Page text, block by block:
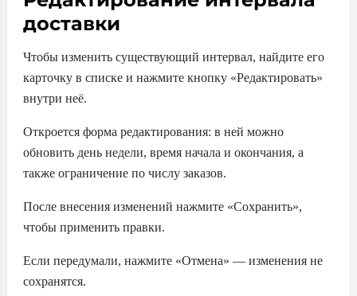
доставки
Чтобы изменить существующий интервал, найдите его
карточку в списке и нажмите кнопку «Редактировать»
внутри неё.
Откроется форма редактирования: в ней можно
обновить день недели, время начала и окончания, а
также ограничение по числу заказов.
После внесения изменений нажмите «Сохранить»,
чтобы применить правки.
Если передумали, нажмите «Отмена» — изменения не
сохранятся.